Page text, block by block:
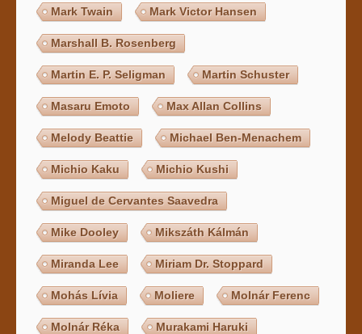
Mark Twain Mark Victor Hansen
Marshall B. Rosenberg
Martin E. P. Seligman Martin Schuster
Masaru Emoto Max Allan Collins
Melody Beattie Michael Ben-Menachem
Michio Kaku Michio Kushi
Miguel de Cervantes Saavedra
Mike Dooley Mikszáth Kálmán
Miranda Lee Miriam Dr. Stoppard
Mohás Lívia Moliere Molnár Ferenc
Molnár Réka Murakami Haruki